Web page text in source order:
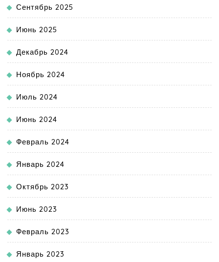
Сентябрь 2025
Июнь 2025
Декабрь 2024
Ноябрь 2024
Июль 2024
Июнь 2024
Февраль 2024
Январь 2024
Октябрь 2023
Июнь 2023
Февраль 2023
Январь 2023